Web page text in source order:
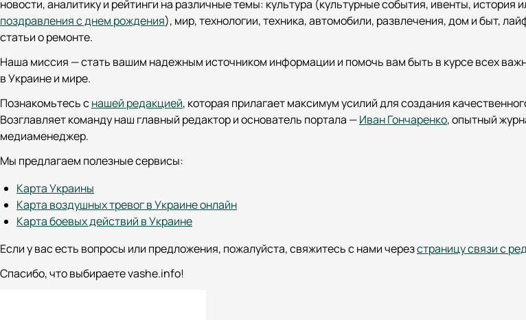
новости, аналитику и рейтинги на различные темы: культура (культурные события, ивенты, история
поздравления с днем рождения), мир, технологии, техника, автомобили, развлечения, дом и быт,
статьи о ремонте.
Наша миссия — стать вашим надежным источником информации и помочь вам быть в курсе всех
в Украине и мире.
Познакомьтесь снашей редакцией, которая прилагает максимум усилий для создания
Возглавляет команду наш главный редактор и основатель портала —Иван Гончаренко, опытный
медиаменеджер.
Мы предлагаем полезные сервисы:
Карта Украины
Карта воздушных тревог в Украине онлайн
Карта боевых действий в Украине
Если у вас есть вопросы или предложения, пожалуйста, свяжитесь с нами черезстраницу связи с
Спасибо, что выбираете vashe.info!